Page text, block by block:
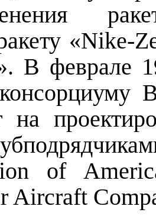
«Nike-
В феврале
на
of
Aircraft